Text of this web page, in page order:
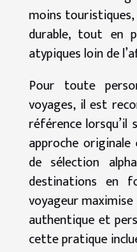
moins
durable, tout en
atypiques loin de
Pour toute
voyages, il est
référence lorsqu’il
approche
de sélection
destinations en
voyageur
authentique et
cette pratique